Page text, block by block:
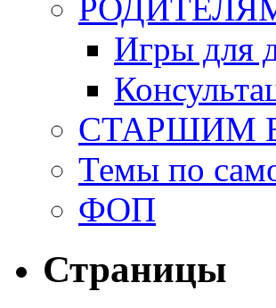
Игры для
СТАРШИМ
Темы по
ФОП
Страницы